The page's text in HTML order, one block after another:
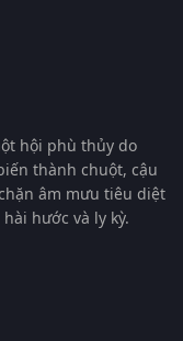
hội phù thủy do
thành chuột, cậu
âm mưu tiêu diệt
hước và ly kỳ.